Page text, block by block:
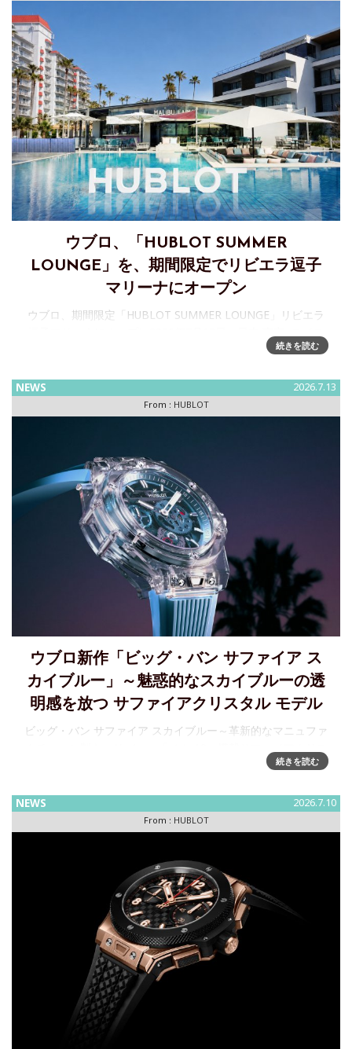
ウブロ、「HUBLOT SUMMER
LOUNGE」を、期間限定でリビエラ逗子
マリーナにオープン
ウブロ、期間限定「HUBLOT SUMMER LOUNGE」リビエラ
の高級時計ブランド、ウブロは、2026年7月17日（金）から8
続きを読む
NEWS 2026.7.13
From : HUBLOT
ウブロ新作「ビッグ・バン サファイア ス
カイブルー」～魅惑的なスカイブルーの透
明感を放つ サファイアクリスタル モデル
ビッグ・バン サファイア スカイブルー～革新的なマニュファ
タルにおいて比類なき技術を誇るウブロは、新作「ビッグ・
を押し広
続きを読む
NEWS 2026.7.10
From : HUBLOT